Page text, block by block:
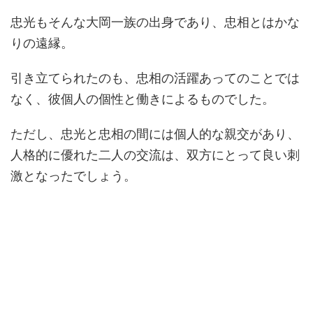
忠光もそんな大岡一族の出身であり、忠相とはかな
りの遠縁。
引き立てられたのも、忠相の活躍あってのことでは
なく、彼個人の個性と働きによるものでした。
ただし、忠光と忠相の間には個人的な親交があり、
人格的に優れた二人の交流は、双方にとって良い刺
激となったでしょう。